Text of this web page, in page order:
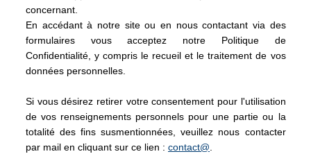
concernant.
En accédant à notre site ou en nous contactant via des
formulaires vous acceptez notre Politique de
Confidentialité, y compris le recueil et le traitement de vos
données personnelles.
Si vous désirez retirer votre consentement pour l'utilisation
de vos renseignements personnels pour une partie ou la
totalité des fins susmentionnées, veuillez nous contacter
par mail en cliquant sur ce lien : contact@